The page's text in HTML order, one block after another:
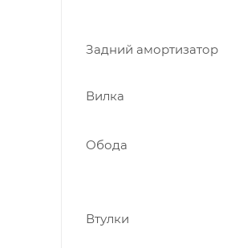
Задний амортизатор
Вилка
Обода
Втулки